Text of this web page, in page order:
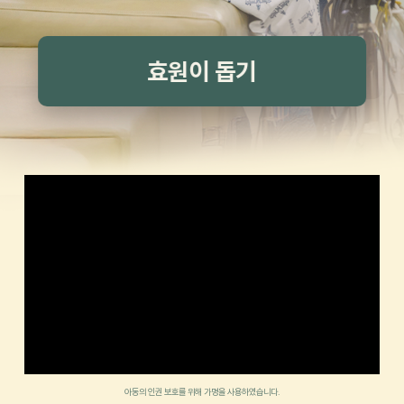
효원이 돕기
아동의 인권 보호를 위해 가명을 사용하였습니다.